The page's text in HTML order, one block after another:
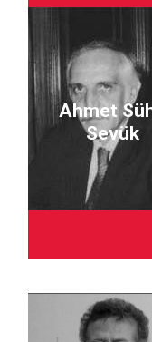
Ahmet
Sevük